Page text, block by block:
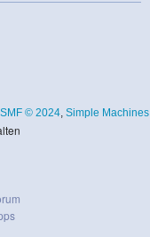
SMF © 2024, Simple Machines